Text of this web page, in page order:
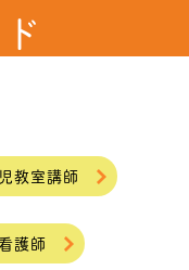
教室講師
護師